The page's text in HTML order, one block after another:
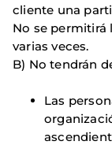
cliente una
No se permitirá
varias veces.
B) No tendrán
Las